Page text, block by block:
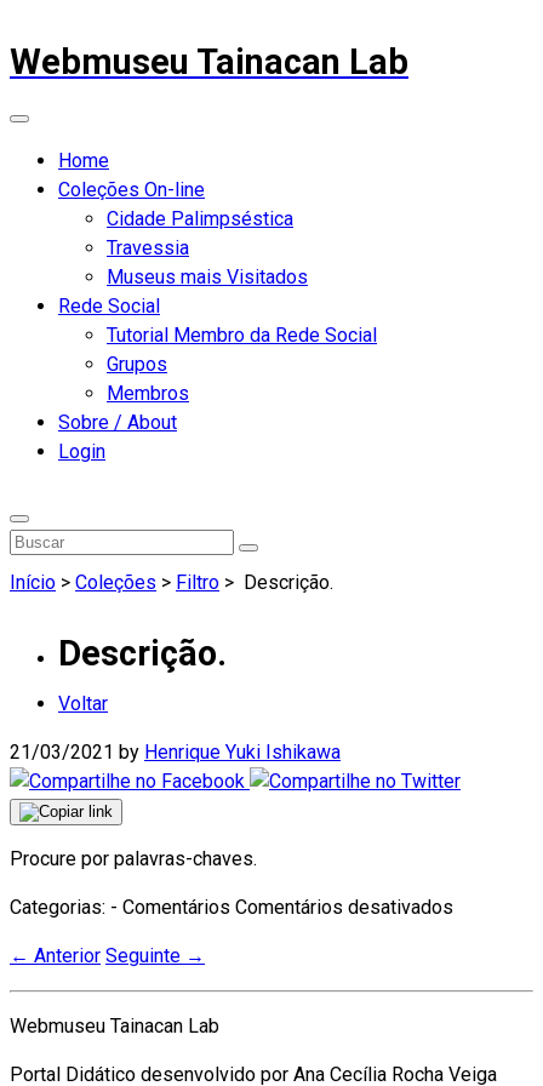
Webmuseu Tainacan Lab
Home
Coleções On-line
Cidade Palimpséstica
Travessia
Museus mais Visitados
Rede Social
Tutorial Membro da Rede Social
Grupos
Membros
Sobre / About
Login
Início > Coleções > Filtro > Descrição.
Descrição.
Voltar
21/03/2021 by Henrique Yuki Ishikawa
Procure por palavras-chaves.
Categorias: - Comentários Comentários desativados
← Anterior Seguinte →
Webmuseu Tainacan Lab
Portal Didático desenvolvido por Ana Cecília Rocha Veiga